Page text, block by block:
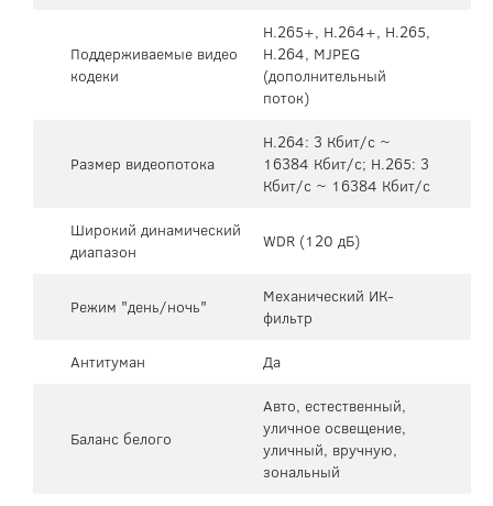
Поддерживаемые видео
кодеки
H.265+, H.264+, H.265,
H.264, MJPEG
(дополнительный
поток)
Размер видеопотока
H.264: 3 Кбит/с ~
16384 Кбит/с; H.265: 3
Кбит/с ~ 16384 Кбит/с
Широкий динамический
диапазон
WDR (120 дБ)
Режим "день/ночь"
Механический ИК-
фильтр
Антитуман
Да
Баланс белого
Авто, естественный,
уличное освещение,
уличный, вручную,
зональный